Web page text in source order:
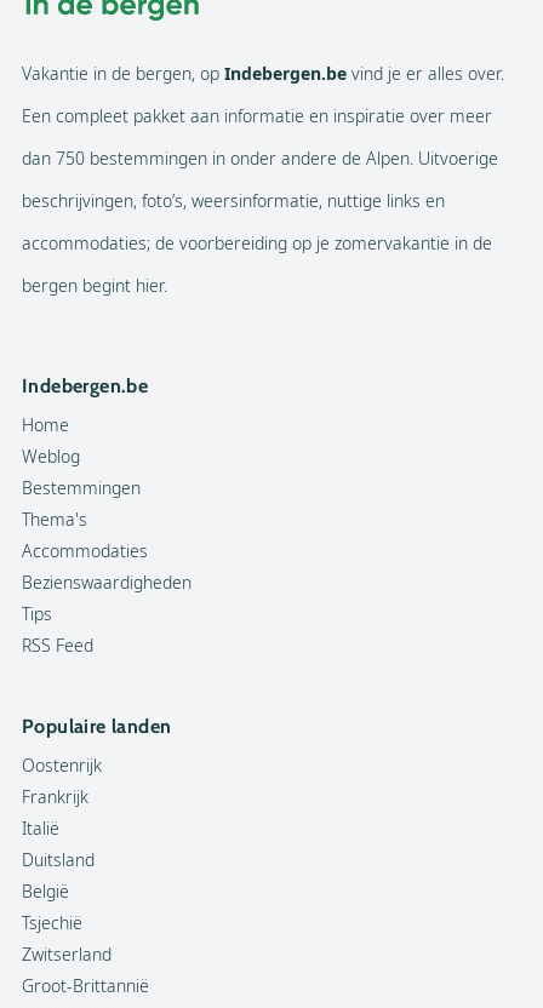
Vakantie in de bergen, op Indebergen.be vind je er alles over.
Een compleet pakket aan informatie en inspiratie over meer
dan 750 bestemmingen in onder andere de Alpen. Uitvoerige
beschrijvingen, foto’s, weersinformatie, nuttige links en
accommodaties; de voorbereiding op je zomervakantie in de
bergen begint hier.
Indebergen.be
Home
Weblog
Bestemmingen
Thema's
Accommodaties
Bezienswaardigheden
Tips
RSS Feed
Populaire landen
Oostenrijk
Frankrijk
Italië
Duitsland
België
Tsjechië
Zwitserland
Groot-Brittannië